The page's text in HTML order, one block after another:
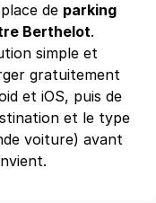
de Montreuil -
de parking
Berthelot.
simple et
gratuitement
et iOS, puis de
et le type
voiture) avant